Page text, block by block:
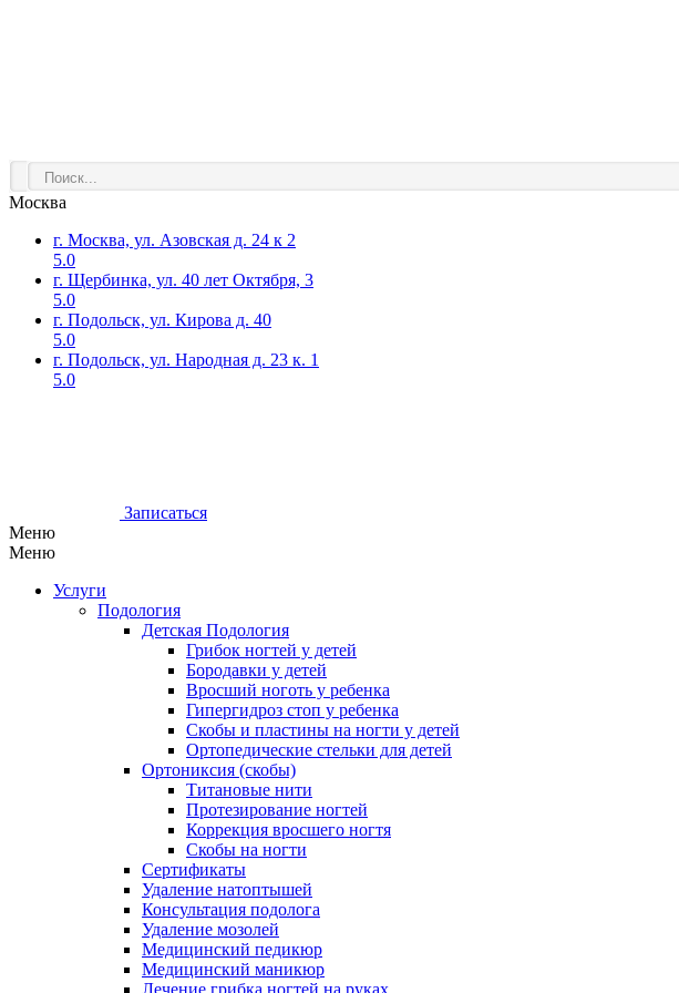
Москва
г. Москва, ул. Азовская д. 24 к 2
5.0
г. Щербинка, ул. 40 лет Октября, 3
5.0
г. Подольск, ул. Кирова д. 40
5.0
г. Подольск, ул. Народная д. 23 к. 1
5.0
Записаться
Меню
Меню
Услуги
Подология
Детская Подология
Грибок ногтей у детей
Бородавки у детей
Вросший ноготь у ребенка
Гипергидроз стоп у ребенка
Скобы и пластины на ногти у детей
Ортопедические стельки для детей
Ортониксия (скобы)
Титановые нити
Протезирование ногтей
Коррекция вросшего ногтя
Скобы на ногти
Сертификаты
Удаление натоптышей
Консультация подолога
Удаление мозолей
Медицинский педикюр
Медицинский маникюр
Лечение грибка ногтей на руках